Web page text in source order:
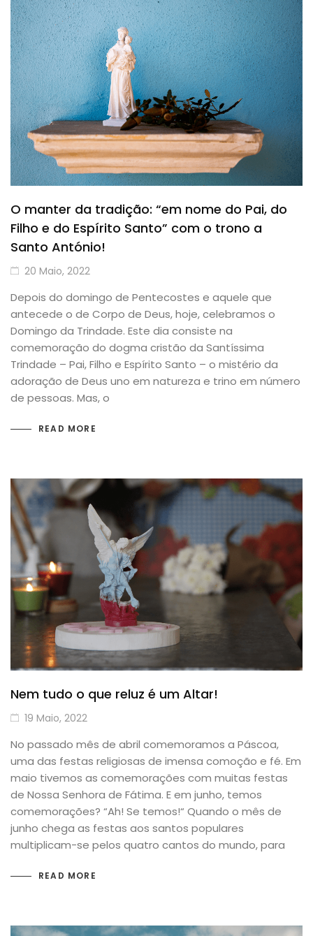
O manter da tradição: “em nome do Pai, do
Filho e do Espírito Santo” com o trono a
Santo António!
20 Maio, 2022
Depois do domingo de Pentecostes e aquele que
antecede o de Corpo de Deus, hoje, celebramos o
Domingo da Trindade. Este dia consiste na
comemoração do dogma cristão da Santíssima
Trindade – Pai, Filho e Espírito Santo – o mistério da
adoração de Deus uno em natureza e trino em número
de pessoas. Mas, o
READ MORE
Nem tudo o que reluz é um Altar!
19 Maio, 2022
No passado mês de abril comemoramos a Páscoa,
uma das festas religiosas de imensa comoção e fé. Em
maio tivemos as comemorações com muitas festas
de Nossa Senhora de Fátima. E em junho, temos
comemorações? “Ah! Se temos!“ Quando o mês de
junho chega as festas aos santos populares
multiplicam-se pelos quatro cantos do mundo, para
READ MORE